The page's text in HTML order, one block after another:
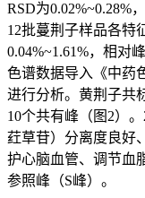
RSD为0.02%~0.28%
12批蔓荆子样品各特
0.04%~1.61%，相对
色谱数据导入《中药
进行分析。黄荆子共
10个共有峰（图2）
荭草苷）分离度良好
护心脑血管、调节血
参照峰（S峰）。